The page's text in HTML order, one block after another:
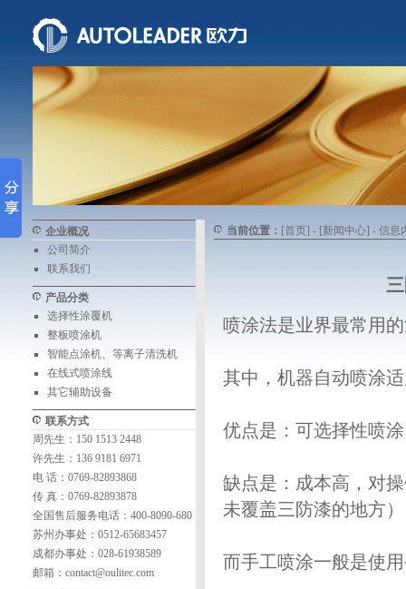
企业概况
公司简介
联系我们
产品分类
选择性涂覆机
整板喷涂机
智能点涂机、等离子清洗机
在线式喷涂线
其它辅助设备
联系方式
周先生：150 1513 2448
许先生：136 9181 6971
电 话：0769-82893868
传 真：0769-82893878
全国售后服务电话：400-8090-680
苏州办事处：0512-65683457
成都办事处：028-61938589
邮箱： contact@oulitec.com
当前位置： [首页] - [新闻中心] - 信息
喷涂法是业界最常用
其中，机器自动喷涂
优点是：可选择性喷
缺点是：成本高，对
未覆盖三防漆的地方
而手工喷涂一般是使